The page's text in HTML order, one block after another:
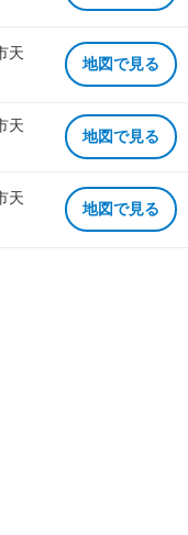
天
地図で見る
天
地図で見る
天
地図で見る